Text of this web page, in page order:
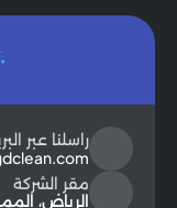
راسلنا عبر
مقر الشركة
الرياض،